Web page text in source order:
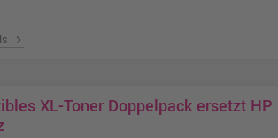
chevron_right
XL-Toner Doppelpack ersetzt HP